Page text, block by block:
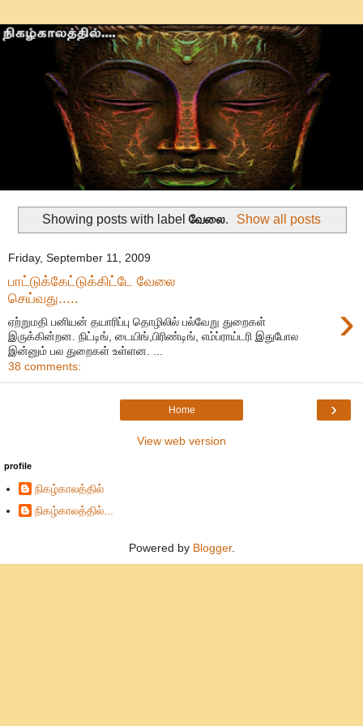
Showing posts with label வேலை. Show all posts
Friday, September 11, 2009
பாட்டுக்கேட்டுக்கிட்டே வேலை
செய்வது.....
›
ஏற்றுமதி பனியன் தயாரிப்பு தொழிலில் பல்வேறு துறைகள்
இருக்கின்றன. நிட்டிங், டையிங்,பிரிண்டிங், எம்ப்ராய்டரி இதுபோல
இன்னும் பல துறைகள் உள்ளன. ...
38 comments:
›
Home
View web version
profile
நிகழ்காலத்தில்
நிகழ்காலத்தில்...
Powered by Blogger.